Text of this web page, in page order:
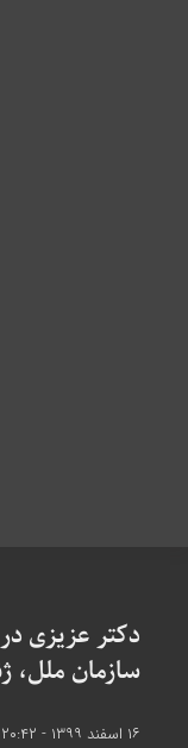
دکتر عزیزی
سازمان ملل،
۱۶ اسفند ۱۳۹۹ - ۲۰:۴۲